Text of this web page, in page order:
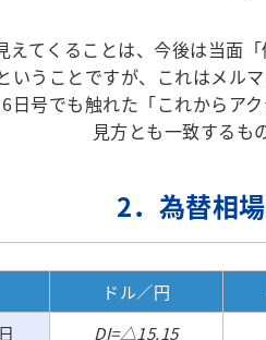
えてくることは、今後は当面
いうことですが、これはメル
日号でも触れた「これからア
見方とも一致するも
2．為替相
ドル／円
DI=△15.15